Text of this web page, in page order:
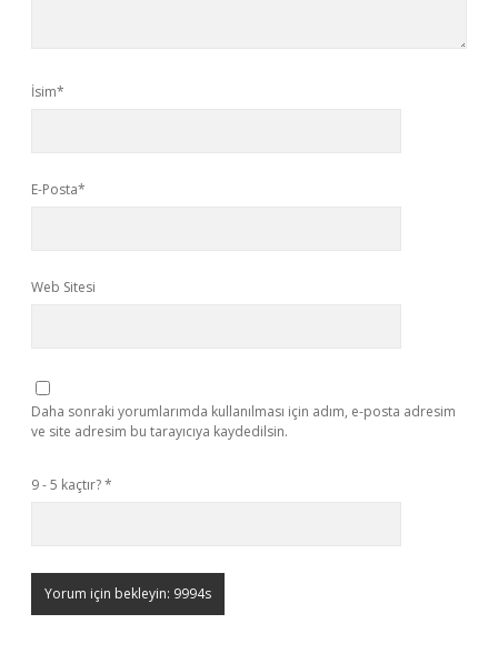
İsim*
E-Posta*
Web Sitesi
Daha sonraki yorumlarımda kullanılması için adım, e-posta adresim
ve site adresim bu tarayıcıya kaydedilsin.
9 - 5 kaçtır?*